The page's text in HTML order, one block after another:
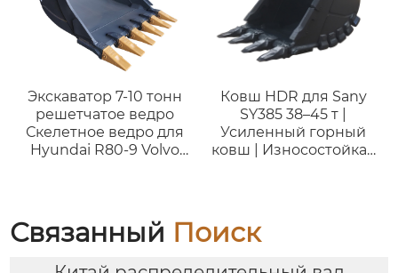
Экскаватор 7-10 тонн
решетчатое ведро
Скелетное ведро для
Hyundai R80-9 Volvo
Ковш HDR для Sany
SY385 38–45 т |
Усиленный горный
ковш | Износостойкая
Связанный Поиск